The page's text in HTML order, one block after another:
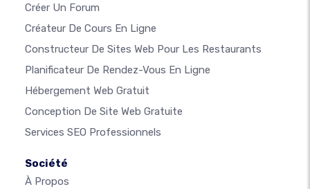
Créer Un Forum
Créateur De Cours En Ligne
Constructeur De Sites Web Pour Les Restaurants
Planificateur De Rendez-Vous En Ligne
Hébergement Web Gratuit
Conception De Site Web Gratuite
Services SEO Professionnels
Société
À Propos